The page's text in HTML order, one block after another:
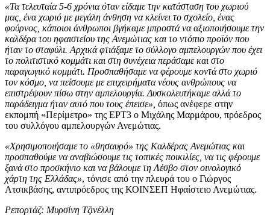
«Τα τελευταία 5-6 χρόνια όταν είδαμε την κατάσταση του χωριού
μας, ένα χωριό με μεγάλη άνθηση να κλείνει το σχολείο, ένας
φούρνος, κάποιοι άνθρωποι βγήκαμε μπροστά να αξιοποιήσουμε την
καλδέρα του ηφαιστείου της Ανεμώτιας και το ντόπιο προϊόν που
ήταν το σταφύλι. Αρχικά φτιάξαμε το σύλλογο αμπελουργών που έχει
το πολιτιστικό κομμάτι και στη συνέχεια περάσαμε και στο
παραγωγικό κομμάτι. Προσπαθήσαμε να φέρουμε κοντά στο χωριό
τον κόσμο, να πείσουμε με επιχειρήματα νέους ανθρώπους να
επιστρέψουν πίσω στην αμπελουργία. Δυσκολευτήκαμε αλλά το
παράδειγμα ήταν αυτό που τους έπεισε», όπως ανέφερε στην
εκπομπή «Περίμετρο» της ΕΡΤ3 ο Μιχάλης Μαρμάρου, πρόεδρος
του συλλόγου αμπελουργών Ανεμώτιας.
«Χρησιμοποιήσαμε το «θησαυρό» της Καλδέρας Ανεμώτιας και
προσπαθούμε να αναβιώσουμε τις τοπικές ποικιλίες, να τις φέρουμε
ξανά στο προσκήνιο και να βάλουμε τη Λέσβο στον οινολογικό
χάρτη της Ελλάδας», τόνισε από την πλευρά του ο Γιώργος
Ατσικβάσης, αντιπρόεδρος της ΚΟΙΝΣΕΠ Ηφαίστειο Ανεμώτιας.
Ρεπορτάζ: Μυρσίνη Τζινέλλη